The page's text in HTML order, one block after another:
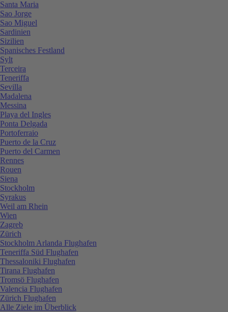
Santa Maria
Sao Jorge
Sao Miguel
Sardinien
Sizilien
Spanisches Festland
Sylt
Terceira
Teneriffa
Sevilla
Madalena
Messina
Playa del Ingles
Ponta Delgada
Portoferraio
Puerto de la Cruz
Puerto del Carmen
Rennes
Rouen
Siena
Stockholm
Syrakus
Weil am Rhein
Wien
Zagreb
Zürich
Stockholm Arlanda Flughafen
Teneriffa Süd Flughafen
Thessaloniki Flughafen
Tirana Flughafen
Tromsö Flughafen
Valencia Flughafen
Zürich Flughafen
Alle Ziele im Überblick